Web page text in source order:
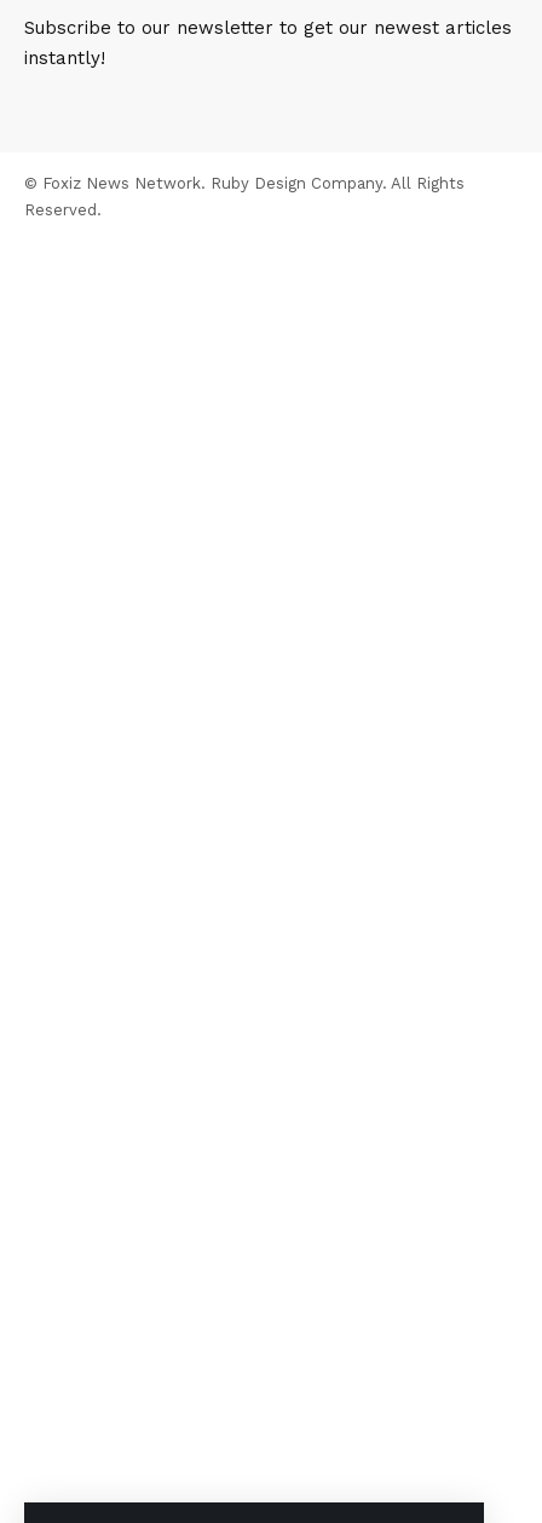
Subscribe to our newsletter to get our newest articles
instantly!
© Foxiz News Network. Ruby Design Company. All Rights
Reserved.